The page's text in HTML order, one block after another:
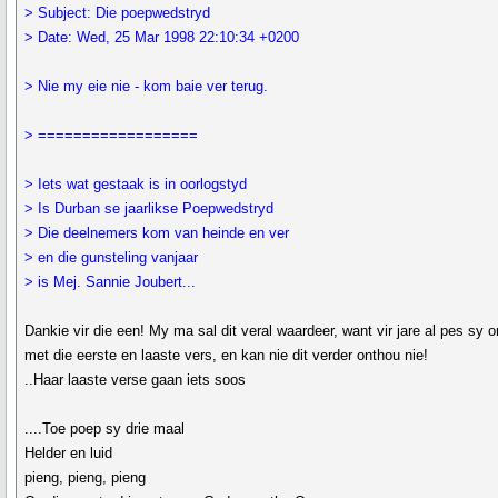
> Subject: Die poepwedstryd
> Date: Wed, 25 Mar 1998 22:10:34 +0200
> Nie my eie nie - kom baie ver terug.
> ==================
> Iets wat gestaak is in oorlogstyd
> Is Durban se jaarlikse Poepwedstryd
> Die deelnemers kom van heinde en ver
> en die gunsteling vanjaar
> is Mej. Sannie Joubert...
Dankie vir die een! My ma sal dit veral waardeer, want vir jare al pes sy
met die eerste en laaste vers, en kan nie dit verder onthou nie!
..Haar laaste verse gaan iets soos
....Toe poep sy drie maal
Helder en luid
pieng, pieng, pieng